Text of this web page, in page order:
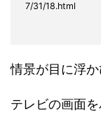
7/31/18.html
情景が目に浮か
テレビの画面